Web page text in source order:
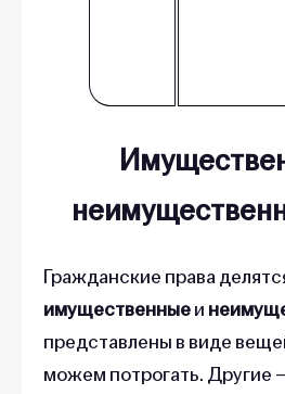
Гражданские права
имущественныеи
представлены в виде
можем потрогать.